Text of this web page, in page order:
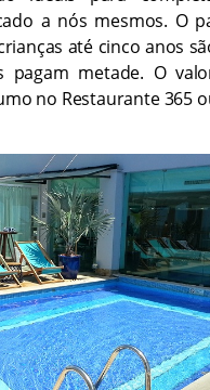
a nós mesmos. O
até cinco anos
pagam metade. O
no Restaurante 365